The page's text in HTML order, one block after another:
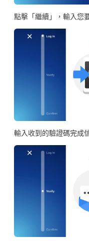
點擊「繼續」，輸入您
輸入收到的驗證碼完成